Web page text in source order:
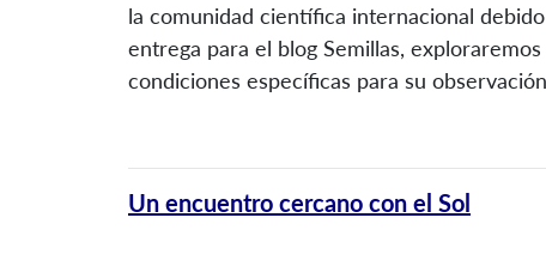
la comunidad científica internacional
entrega para el blog Semillas,
condiciones específicas para su
Un encuentro cercano con el Sol